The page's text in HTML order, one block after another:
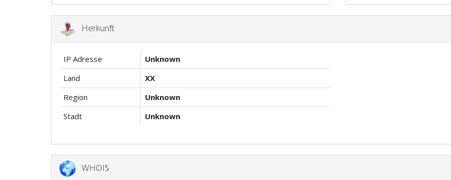
Herkunft
IP Adresse
Unknown
Land
XX
Region
Unknown
Stadt
Unknown
WHOIS